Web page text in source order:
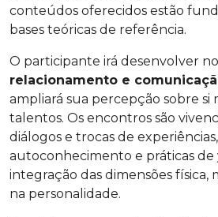
conteúdos oferecidos estão
bases teóricas de referência.
O participante irá desenvolver
relacionamento e
ampliará sua percepção sobre si
talentos. Os encontros são
diálogos e trocas de
autoconhecimento e práticas de
integração das dimensões física,
na personalidade.